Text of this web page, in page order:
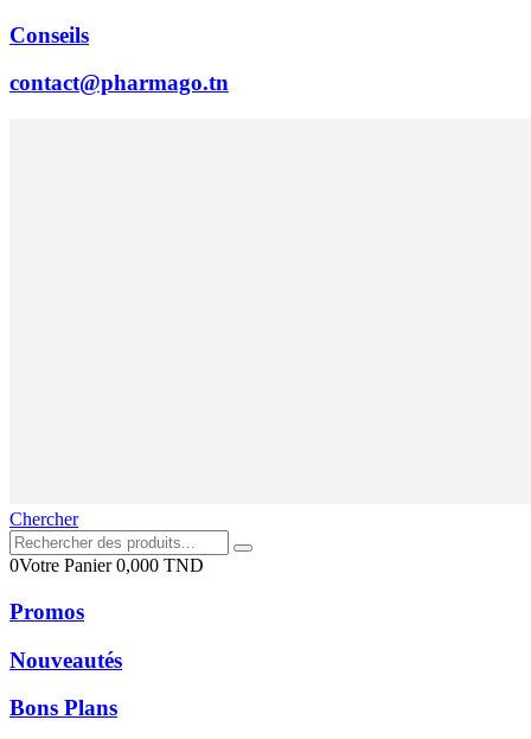
Conseils
contact@pharmago.tn
Chercher
0Votre Panier0,000 TND
Promos
Nouveautés
Bons Plans